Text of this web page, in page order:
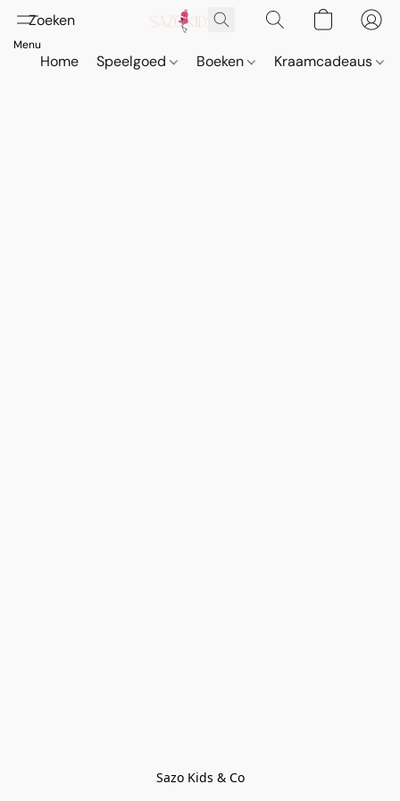
Home Speelgoed Boeken Kraamcadeaus
Sazo Kids & Co